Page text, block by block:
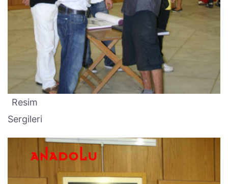
Resim
Sergileri